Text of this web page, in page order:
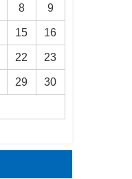
8 9
15 16
22 23
29 30